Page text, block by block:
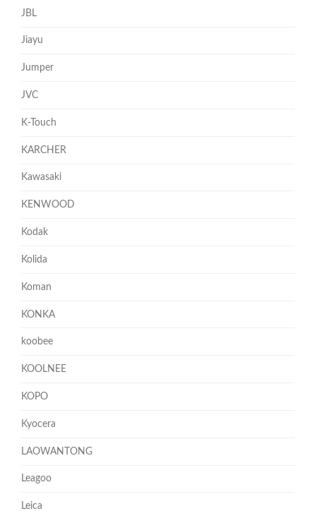
JBL
Jiayu
Jumper
JVC
K-Touch
KARCHER
Kawasaki
KENWOOD
Kodak
Kolida
Koman
KONKA
koobee
KOOLNEE
KOPO
Kyocera
LAOWANTONG
Leagoo
Leica